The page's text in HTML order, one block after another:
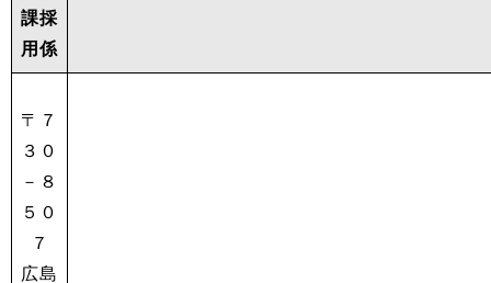
課採
用係
〒７
３０
－８
５０
７
広島